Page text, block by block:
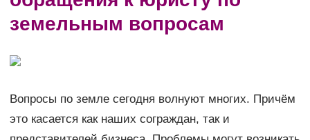
земельным вопросам
Вопросы по земле сегодня волнуют многих. Причём
это касается как наших сограждан, так и